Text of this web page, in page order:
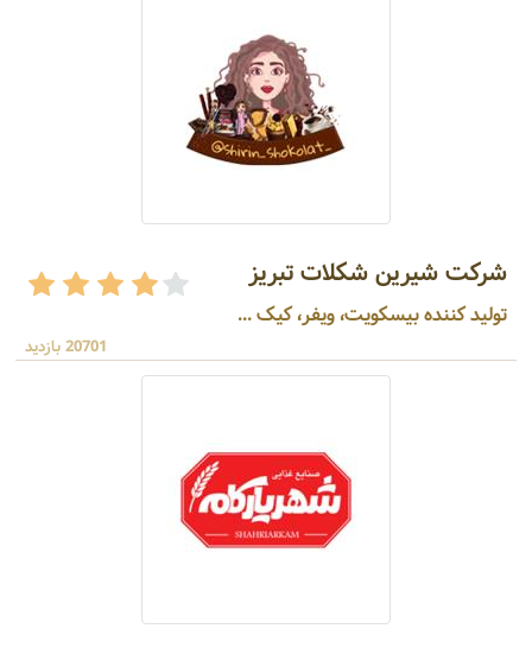
شرکت شیرین شکلات تبریز
تولید کننده بیسکویت، ویفر، کیک ...
20701 بازدید